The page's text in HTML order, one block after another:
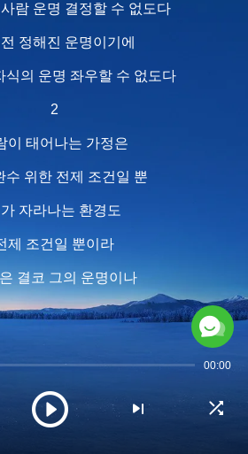
람 운명 결정할 수 없도다
정해진 운명이기에
식의 운명 좌우할 수 없도다
2
이 태어나는 가정은
수 위한 전제 조건일 뿐
자라나는 환경도
제 조건일 뿐이라
결코 그의 운명이나
에 영향 줄 수 없음이라
방식과 역할 수행의 환경은
00:00